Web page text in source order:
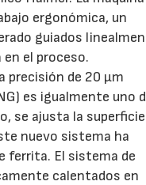
ergonómica, un
guiados
el proceso.
precisión de 20 µm
es igualmente uno
se ajusta la superficie
nuevo sistema ha
ferrita. El sistema de
calentados en